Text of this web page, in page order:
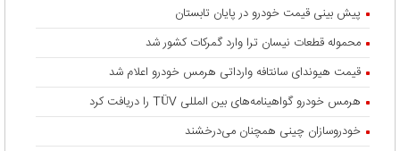
پیش بینی قیمت خودرو در پایان تابستان
محموله قطعات نیسان ترا وارد گمرکات کشور شد
قیمت هیوندای سانتافه وارداتی هرمس خودرو اعلام شد
هرمس خودرو گواهینامه‌های بین المللی TÜV را دریافت کرد
خودروسازان چینی همچنان می‌درخشند